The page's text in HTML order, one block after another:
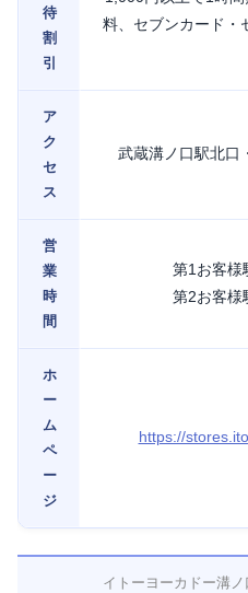
待
割
引
料、セブンカード・
ア
ク
セ
ス
武蔵溝ノ口駅北口
営
業
時
間
第1お客様
第2お客様
ホ
ー
ム
ペ
ー
ジ
https://
イトーヨーカドー溝